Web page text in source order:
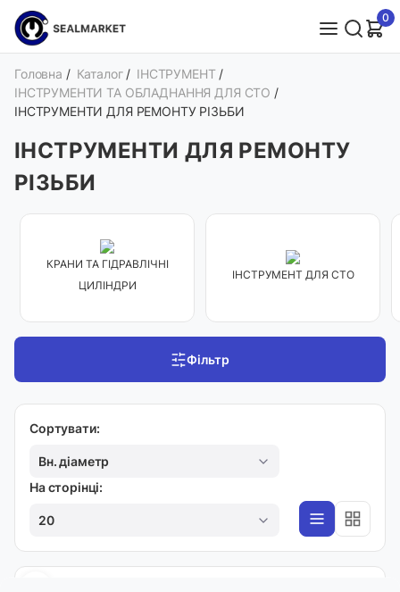
0
Головна / Каталог / ІНСТРУМЕНТ /
ІНСТРУМЕНТИ ТА ОБЛАДНАННЯ ДЛЯ СТО /
ІНСТРУМЕНТИ ДЛЯ РЕМОНТУ РІЗЬБИ
ІНСТРУМЕНТИ ДЛЯ РЕМОНТУ
РІЗЬБИ
КРАНИ ТА ГІДРАВЛІЧНІ
ЦИЛІНДРИ
ІНСТРУМЕНТ ДЛЯ СТО
Фільтр
Сортувати:
Вн. діаметр
На сторінці:
20